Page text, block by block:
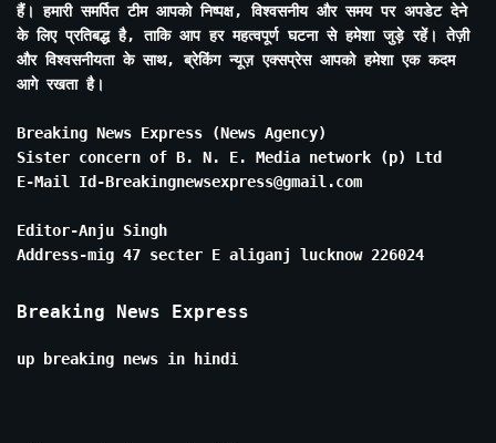
हैं। हमारी समर्पित टीम आपको निष्पक्ष, विश्वसनीय और समय पर अपडेट देने
के लिए प्रतिबद्ध है, ताकि आप हर महत्वपूर्ण घटना से हमेशा जुड़े रहें। तेज़ी
और विश्वसनीयता के साथ, ब्रेकिंग न्यूज़ एक्सप्रेस आपको हमेशा एक कदम
आगे रखता है।
Breaking News Express (News Agency)
Sister concern of B. N. E. Media network (p) Ltd
E-Mail Id-Breakingnewsexpress@gmail.com
Editor-Anju Singh
Address-mig 47 secter E aliganj lucknow 226024
Breaking News Express
up breaking news in hindi